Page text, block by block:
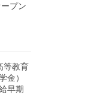
プン
等教育
金）
早期